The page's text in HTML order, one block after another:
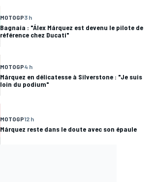
MOTOGP3 h
Bagnaia : "Álex Márquez est devenu le pilote de
référence chez Ducati"
MOTOGP4 h
Márquez en délicatesse à Silverstone : "Je suis
loin du podium"
MOTOGP12 h
Márquez reste dans le doute avec son épaule